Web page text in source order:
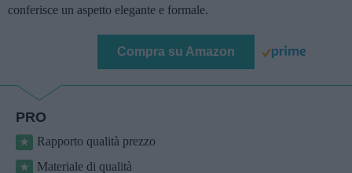
conferisce un aspetto elegante e formale.
Compra su Amazon
PRO
Rapporto qualità prezzo
Materiale di qualità